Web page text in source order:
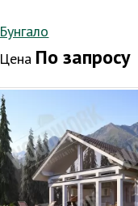
Бунгало
Цена По запросу